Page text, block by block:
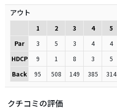
アウト
1 2 3 4 5
Par
3 5 3 4 4
HDCP
9 1 8 3 5
Back
95 508 149 385 314
クチコミの評価